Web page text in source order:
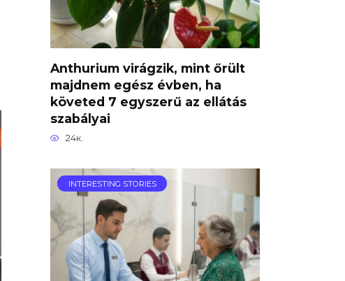
Anthurium virágzik, mint őrült
majdnem egész évben, ha
követed 7 egyszerű az ellátás
szabályai
24к.
INTERESTING STORIES